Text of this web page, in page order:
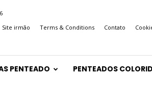
Site irmão Terms & Conditions Contato
PENTEADO PENTEADOS